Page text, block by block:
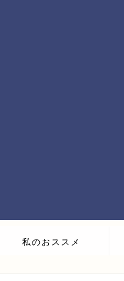
私のおススメ